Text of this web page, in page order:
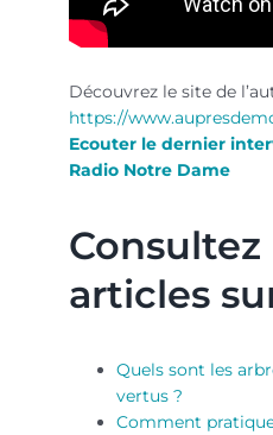
Découvrez le site de
https://
Ecouter le dernier
Radio Notre Dame
Consultez
articles
Quels sont les
vertus ?
Comment